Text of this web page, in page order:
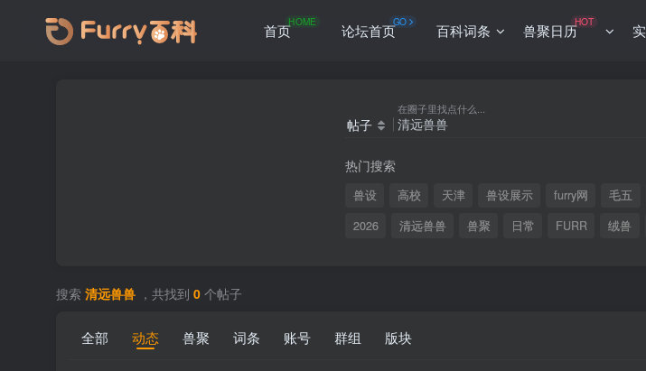
首页HOME 论坛首页GO 百科词条 兽聚日历HOT
帖子
在圈子里找点什么...
热门搜索
兽设 高校 天津 兽设展示 furry网 毛五
2026
清远兽兽 兽聚 日常 FURR 绒兽
搜索 清远兽兽 ，共找到 0 个帖子
全部 动态 兽聚 词条 账号 群组 版块